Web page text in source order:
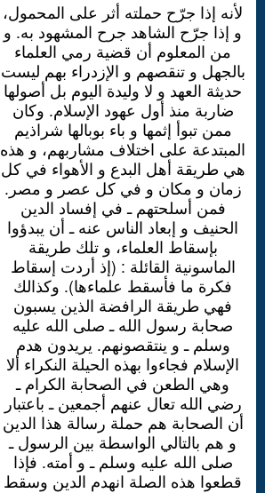
لأنه إذا جرّح حملته أثر على المحمول،
و إذا جرّح الشاهد جرح المشهود به. و
من المعلوم أن قضية رمي العلماء
بالجهل و تنقصهم و الإزدراء بهم ليست
حديثة العهد و لا وليدة اليوم بل أصولها
ضاربة منذ أول عهود الإسلام. وكان
ممن تبوأ إثمها و باء بوبالها شراذيم
المبتدعة على اختلاف مشاربهم، و هذه
هي طريقة أهل البدع و الأهواء في كل
زمان و مكان و في كل عصر و مصر.
فمن أسلحتهم ـ في إفساد الدين
الحنيف و إبعاد الناس عنه ـ أن يبدؤوا
بإسقاط العلماء، و تلك طريقة
الماسونية القائلة : (إذ أردت إسقاط
فكرة ما فأسقط علماءها). وكذالك
فهي طريقة الرافضة الذين يسبون
صحابة رسول الله ـ صلى الله عليه
وسلم ـ و ينتقصونهم. يريدون هدم
الإسلام فجاءوا بهذه الحيلة النكراء ألا
وهي الطعن في الصحابة الكرام ـ
رضي الله تعال عنهم أجمعين ـ باعتبار
أن الصحابة هم حملة رسالة هذا الدين
و هم بالتالي الواسطة بين الرسول ـ
صلى الله عليه وسلم ـ و أمته. فإذا
قطعوا هذه الصلة انهدم الدين وسقط